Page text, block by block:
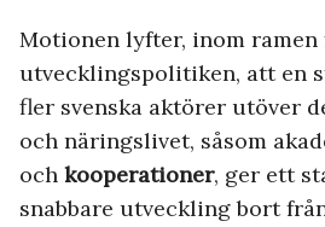
Motionen lyfter, inom
utvecklingspolitiken, att en
fler svenska aktörer utöver
och näringslivet, såsom
och kooperationer, ger ett
snabbare utveckling bort